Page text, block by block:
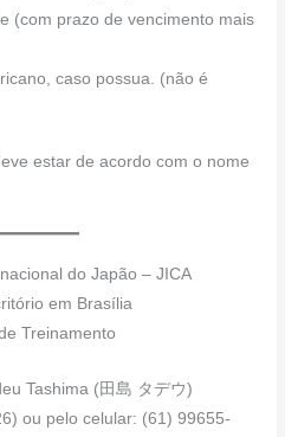
(com prazo de vencimento mais
caso possua. (não é
estar de acordo com o nome
do Japão – JICA
em Brasília
Treinamento
Tashima (田島 タデウ)
ou pelo celular: (61) 99655-